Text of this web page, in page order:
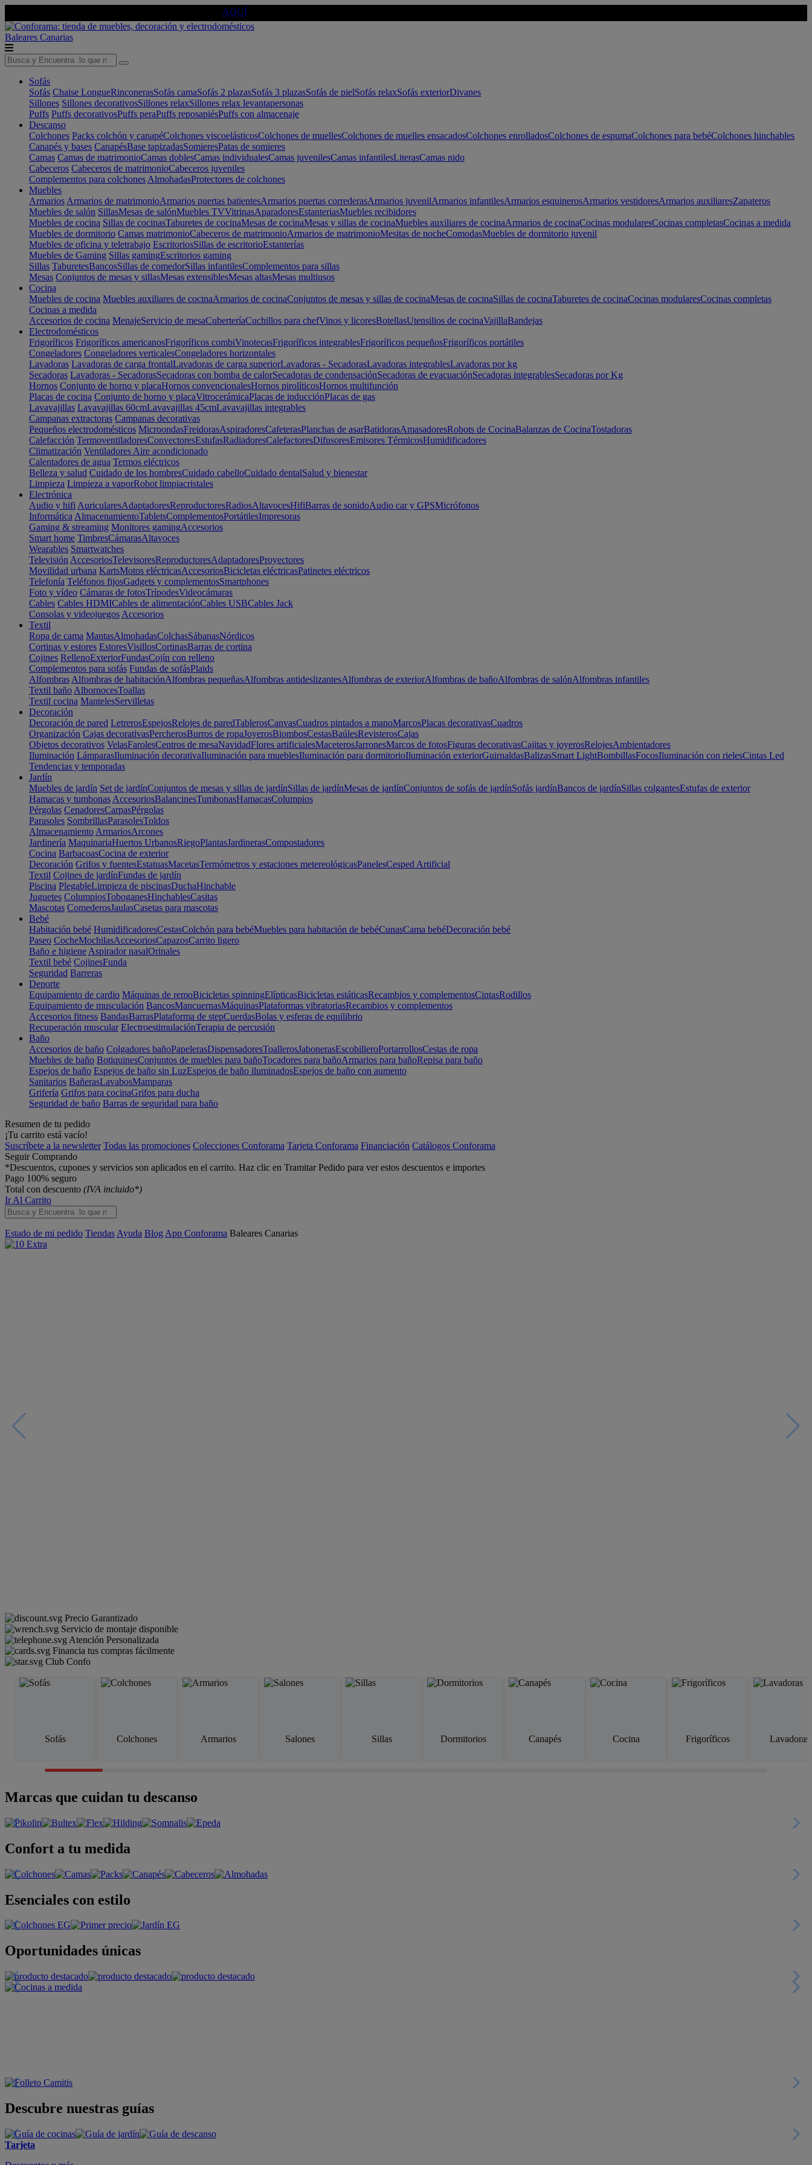
AQUÍ
Baleares Canarias
Sofás
Sofás Chaise LongueRinconerasSofás camaSofás 2 plazasSofás 3 plazasSofás de pielSofás relaxSofás exteriorDivanes
Sillones Sillones decorativosSillones relaxSillones relax levantapersonas
Puffs Puffs decorativosPuffs peraPuffs reposapiésPuffs con almacenaje
Descanso
Colchones Packs colchón y canapéColchones viscoelásticosColchones de muellesColchones de muelles ensacadosColchones enrolladosColchones de espumaColchones para bebéColchones hinchables
Canapés y bases CanapésBase tapizadasSomieresPatas de somieres
Camas Camas de matrimonioCamas doblesCamas individualesCamas juvenilesCamas infantilesLiterasCamas nido
Cabeceros Cabeceros de matrimonioCabeceros juveniles
Complementos para colchones AlmohadasProtectores de colchones
Muebles
Armarios Armarios de matrimonioArmarios puertas batientesArmarios puertas correderasArmarios juvenilArmarios infantilesArmarios esquinerosArmarios vestidoresArmarios auxiliaresZapateros
Muebles de salón SillasMesas de salónMuebles TVVitrinasAparadoresEstanteriasMuebles recibidores
Muebles de cocina Sillas de cocinasTaburetes de cocinaMesas de cocinaMesas y sillas de cocinaMuebles auxiliares de cocinaArmarios de cocinaCocinas modularesCocinas completasCocinas a medida
Muebles de dormitorio Camas matrimonioCabeceros de matrimonioArmarios de matrimonioMesitas de nocheComodasMuebles de dormitorio juvenil
Muebles de oficina y teletrabajo EscritoriosSillas de escritorioEstanterías
Muebles de Gaming Sillas gamingEscritorios gaming
Sillas TaburetesBancosSillas de comedorSillas infantilesComplementos para sillas
Mesas Conjuntos de mesas y sillasMesas extensiblesMesas altasMesas multiusos
Cocina
Muebles de cocina Muebles auxiliares de cocinaArmarios de cocinaConjuntos de mesas y sillas de cocinaMesas de cocinaSillas de cocinaTaburetes de cocinaCocinas modularesCocinas completas
Cocinas a medida
Accesorios de cocina MenajeServicio de mesaCuberteríaCuchillos para chefVinos y licoresBotellasUtensilios de cocinaVajillaBandejas
Electrodomésticos
Frigoríficos Frigoríficos americanosFrigoríficos combiVinotecasFrigoríficos integrablesFrigoríficos pequeñosFrigoríficos portátiles
Congeladores Congeladores verticalesCongeladores horizontales
Lavadoras Lavadoras de carga frontalLavadoras de carga superiorLavadoras - SecadorasLavadoras integrablesLavadoras por kg
Secadoras Lavadoras - SecadorasSecadoras con bomba de calorSecadoras de condensaciónSecadoras de evacuaciónSecadoras integrablesSecadoras por Kg
Hornos Conjunto de horno y placaHornos convencionalesHornos pirolíticosHornos multifunción
Placas de cocina Conjunto de horno y placaVitrocerámicaPlacas de inducciónPlacas de gas
Lavavajillas Lavavajillas 60cmLavavajillas 45cmLavavajillas integrables
Campanas extractoras Campanas decorativas
Pequeños electrodomésticos MicroondasFreidorasAspiradoresCafeterasPlanchas de asarBatidorasAmasadoresRobots de CocinaBalanzas de CocinaTostadoras
Calefacción TermoventiladoresConvectoresEstufasRadiadoresCalefactoresDifusoresEmisores TérmicosHumidificadores
Climatización Ventiladores Aire acondicionado
Calentadores de agua Termos eléctricos
Belleza y salud Cuidado de los hombresCuidado cabelloCuidado dentalSalud y bienestar
Limpieza Limpieza a vaporRobot limpiacristales
Electrónica
Audio y hifi AuricularesAdaptadoresReproductoresRadiosAltavocesHifiBarras de sonidoAudio car y GPSMicrófonos
Informática AlmacenamientoTabletsComplementosPortátilesImpresoras
Gaming & streaming Monitores gamingAccesorios
Smart home TimbresCámarasAltavoces
Wearables Smartwatches
Televisión AccesoriosTelevisoresReproductoresAdaptadoresProyectores
Movilidad urbana KartsMotos eléctricasAccesoriosBicicletas eléctricasPatinetes eléctricos
Telefonía Teléfonos fijosGadgets y complementosSmartphones
Foto y vídeo Cámaras de fotosTrípodesVideocámaras
Cables Cables HDMICables de alimentaciónCables USBCables Jack
Consolas y videojuegos Accesorios
Textil
Ropa de cama MantasAlmohadasColchasSábanasNórdicos
Cortinas y estores EstoresVisillosCortinasBarras de cortina
Cojines RellenoExteriorFundasCojín con relleno
Complementos para sofás Fundas de sofásPlaids
Alfombras Alfombras de habitaciónAlfombras pequeñasAlfombras antideslizantesAlfombras de exteriorAlfombras de bañoAlfombras de salónAlfombras infantiles
Textil baño AlbornocesToallas
Textil cocina MantelesServilletas
Decoración
Decoración de pared LetrerosEspejosRelojes de paredTablerosCanvasCuadros pintados a manoMarcosPlacas decorativasCuadros
Organización Cajas decorativasPercherosBurros de ropaJoyerosBiombosCestasBaúlesRevisterosCajas
Objetos decorativos VelasFarolesCentros de mesaNavidadFlores artificialesMaceterosJarronesMarcos de fotosFiguras decorativasCajitas y joyerosRelojesAmbientadores
Iluminación LámparasIluminación decorativaIluminación para mueblesIluminación para dormitorioIluminación exteriorGuirnaldasBalizasSmart LightBombillasFocosIluminación con rielesCintas Led
Tendencias y temporadas
Jardín
Muebles de jardín Set de jardínConjuntos de mesas y sillas de jardínSillas de jardínMesas de jardínConjuntos de sofás de jardínSofás jardínBancos de jardínSillas colgantesEstufas de exterior
Hamacas y tumbonas AccesoriosBalancinesTumbonasHamacasColumpios
Pérgolas CenadoresCarpasPérgolas
Parasoles SombrillasParasolesToldos
Almacenamiento ArmariosArcones
Jardinería MaquinariaHuertos UrbanosRiegoPlantasJardinerasCompostadores
Cocina BarbacoasCocina de exterior
Decoración Grifos y fuentesEstatuasMacetasTermómetros y estaciones metereológicasPanelesCesped Artificial
Textil Cojines de jardínFundas de jardín
Piscina PlegableLimpieza de piscinasDuchaHinchable
Juguetes ColumpiosToboganesHinchablesCasitas
Mascotas ComederosJaulasCasetas para mascotas
Bebé
Habitación bebé HumidificadoresCestasColchón para bebéMuebles para habitación de bebéCunasCama bebéDecoración bebé
Paseo CocheMochilasAccesoriosCapazosCarrito ligero
Baño e higiene Aspirador nasalOrinales
Textil bebé CojinesFunda
Seguridad Barreras
Deporte
Equipamiento de cardio Máquinas de remoBicicletas spinningElípticasBicicletas estáticasRecambios y complementosCintasRodillos
Equipamiento de musculación BancosMancuernasMáquinasPlataformas vibratoriasRecambios y complementos
Accesorios fitness BandasBarrasPlataforma de stepCuerdasBolas y esferas de equilibrio
Recuperación muscular ElectroestimulaciónTerapia de percusión
Baño
Accesorios de baño Colgadores bañoPapelerasDispensadoresToallerosJabonerasEscobilleroPortarrollosCestas de ropa
Muebles de baño BotiquinesConjuntos de muebles para bañoTocadores para bañoArmarios para bañoRepisa para baño
Espejos de baño Espejos de baño sin LuzEspejos de baño iluminadosEspejos de baño con aumento
Sanitarios BañerasLavabosMamparas
Grifería Grifos para cocinaGrifos para ducha
Seguridad de baño Barras de seguridad para baño
Resumen de tu pedido
¡Tu carrito está vacío!
Suscríbete a la newsletter Todas las promociones Colecciones Conforama Tarjeta Conforama Financiación Catálogos Conforama
Seguir Comprando
*Descuentos, cupones y servicios son aplicados en el carrito. Haz clic en Tramitar Pedido para ver estos descuentos e importes
Pago 100% seguro
Total con descuento (IVA incluido*)
Ir Al Carrito
Estado de mi pedido Tiendas Ayuda Blog App Conforama Baleares Canarias
Precio Garantizado
Servicio de montaje disponible
Atención Personalizada
Financia tus compras fácilmente
Club Confo
Sofás Colchones Armarios Salones Sillas Dormitorios Canapés Cocina Frigoríficos Lavadoras
Marcas que cuidan tu descanso
Confort a tu medida
Esenciales con estilo
Oportunidades únicas
Descubre nuestras guías
Tarjeta